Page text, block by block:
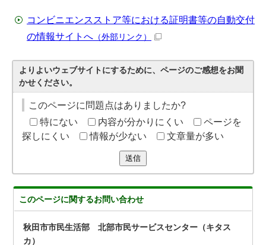
コンビニエンスストア等における証明書等の自動交付
の情報サイトへ （外部リンク）
よりよいウェブサイトにするために、ページのご感想をお聞
かせください。
このページに問題点はありましたか?
特にない
内容が分かりにくい
ページを
探しにくい
情報が少ない 文章量が多い
送信
このページに関するお問い合わせ
秋田市市民生活部 北部市民サービスセンター（キタス
カ）